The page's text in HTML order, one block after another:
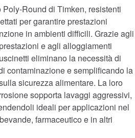
Persone
Pianeta
Prodotto
Prodotti
Round di Timken, resistenti
per garantire prestazioni
in ambienti difficili. Grazie agli
e agli alloggiamenti
eliminano la necessità di
contaminazione e semplificando la
sicurezza alimentare. La loro
sopporta lavaggi aggressivi,
ideali per applicazioni nel
farmaceutico e in altri